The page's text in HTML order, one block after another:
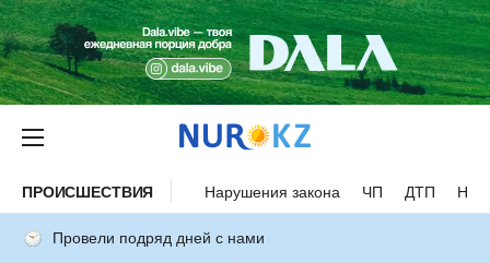
ПРОИСШЕСТВИЯ Нарушения закона ЧП ДТП
Провели подряд дней с нами